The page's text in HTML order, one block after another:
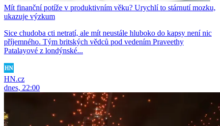
Mít finanční potíže v produktivním věku? Urychlí to stárnutí mozku,
ukazuje výzkum
Sice chudoba cti netratí, ale mít neustále hluboko do kapsy není nic
příjemného. Tým britských vědců pod vedením Praveethy
Patalayové z londýnské...
HN.cz
dnes, 22:00